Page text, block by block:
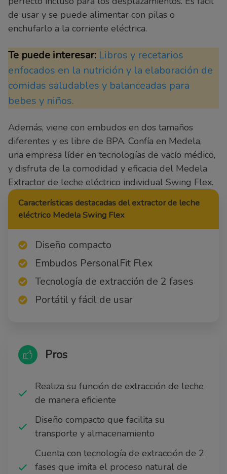
de usar y se puede alimentar con pilas o
enchufarlo a la corriente eléctrica.
Te puede interesar: Libros y recetarios
enfocados en la nutrición y la elaboración de
comidas saludables y balanceadas para
bebes y niños.
Además, viene con embudos en dos tamaños
diferentes y es libre de BPA. Confía en Medela,
una empresa líder en tecnologías de vacío médico,
y disfruta de la comodidad y eficacia del Medela
Extractor de leche eléctrico individual Swing Flex.
Características destacadas del extractor de leche
eléctrico Medela Swing Flex
Diseño compacto
Embudos PersonalFit Flex
Tecnología de extracción de 2 fases
Portátil y fácil de usar
Pros
Realiza su función de extracción de leche
de manera eficiente
Diseño compacto que facilita su
transporte y almacenamiento
Cuenta con tecnología de extracción de 2
fases que imita el proceso natural de